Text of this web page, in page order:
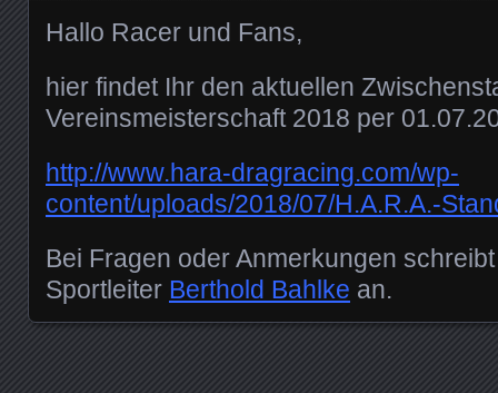
Hallo Racer und Fans,
hier findet Ihr den aktuellen
Vereinsmeisterschaft 2018 per
http://www.hara-dragracing.com/wp-
content/uploads/2018/07/H.A.R.A.-
Bei Fragen oder Anmerkungen
Sportleiter Berthold Bahlke an.